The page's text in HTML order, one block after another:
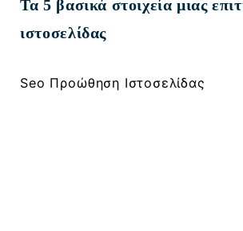
Τα 5 βασικά στοιχεία μιας
ιστοσελίδας
Seo Προώθηση Ιστοσελίδας